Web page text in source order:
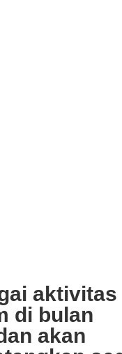
aktivitas
di bulan
akan